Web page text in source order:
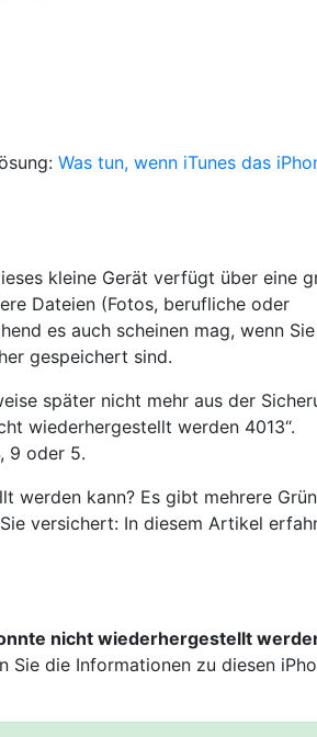
Was tun, wenn iTunes das
kleine Gerät verfügt über eine
Dateien (Fotos, berufliche oder
es auch scheinen mag, wenn
gespeichert sind.
später nicht mehr aus der
wiederhergestellt werden 4013“.
9 oder 5.
werden kann? Es gibt mehrere
versichert: In diesem Artikel
nicht wiederhergestellt
Sie die Informationen zu diesen